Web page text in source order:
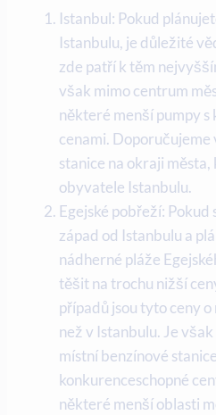
Istanbul: Pokud
Istanbulu, je důležité
zde patří k těm
však mimo centrum
některé menší pumpy
cenami.
stanice na okraji
obyvatele Istanbulu.
Egejské pobřeží:
západ od Istanbulu a
nádherné pláže
těšit na trochu nižší
případů jsou tyto ceny
než v Istanbulu. Je
místní benzínové
konkurenceschopné
některé menší oblasti